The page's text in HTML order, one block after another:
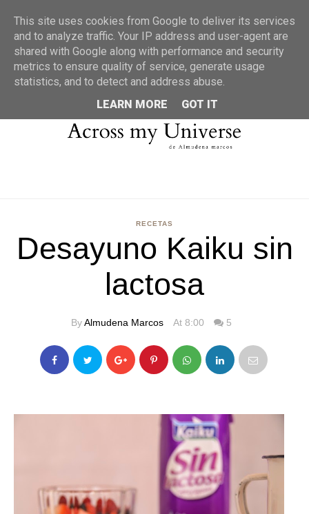
MENU
RECETAS
Desayuno Kaiku sin
lactosa
ByAlmudena Marcos At 8:00 5
This site uses cookies from Google to deliver its services
and to analyze traffic. Your IP address and user-agent are
shared with Google along with performance and security
metrics to ensure quality of service, generate usage
statistics, and to detect and address abuse.
LEARN MORE
GOT IT